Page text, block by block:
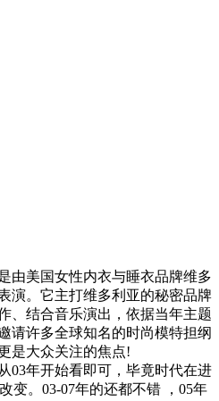
美国女性内衣与睡衣品牌维多
演。它主打维多利亚的秘密品牌
、结合音乐演出，依据当年主题
请许多全球知名的时尚模特担纲
是大众关注的焦点!
03年开始看即可，毕竟时代在进
变。03-07年的还都不错 ，05年